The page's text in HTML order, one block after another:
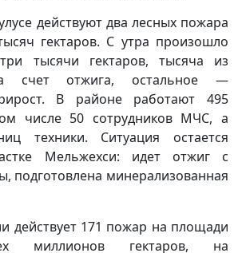
действуют два лесных пожара
гектаров. С утра произошло
тысячи гектаров, тысяча из
счет отжига, остальное —
В районе работают 495
числе 50 сотрудников МЧС, а
техники. Ситуация остается
Мельжехси: идет отжиг с
подготовлена минерализованная
действует 171 пожар на площади
миллионов гектаров, на